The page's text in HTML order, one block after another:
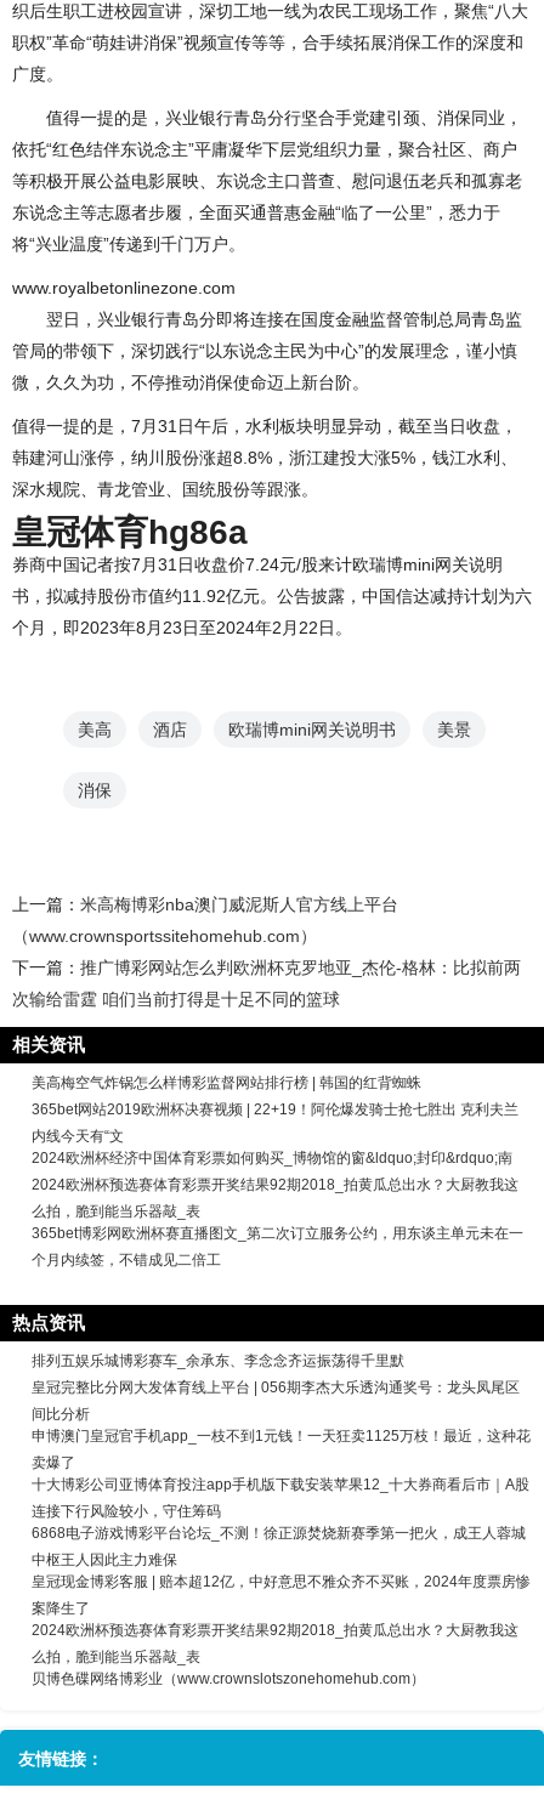
织后生职工进校园宣讲，深切工地一线为农民工现场工作，聚焦“八大
职权”革命“萌娃讲消保”视频宣传等等，合手续拓展消保工作的深度和
广度。
值得一提的是，兴业银行青岛分行坚合手党建引颈、消保同业，
依托“红色结伴东说念主”平庸凝华下层党组织力量，聚合社区、商户
等积极开展公益电影展映、东说念主口普查、慰问退伍老兵和孤寡老
东说念主等志愿者步履，全面买通普惠金融“临了一公里”，悉力于
将“兴业温度”传递到千门万户。
www.royalbetonlinezone.com
翌日，兴业银行青岛分即将连接在国度金融监督管制总局青岛监
管局的带领下，深切践行“以东说念主民为中心”的发展理念，谨小慎
微，久久为功，不停推动消保使命迈上新台阶。
值得一提的是，7月31日午后，水利板块明显异动，截至当日收盘，
韩建河山涨停，纳川股份涨超8.8%，浙江建投大涨5%，钱江水利、
深水规院、青龙管业、国统股份等跟涨。
皇冠体育hg86a
券商中国记者按7月31日收盘价7.24元/股来计欧瑞博mini网关说明
书，拟减持股份市值约11.92亿元。公告披露，中国信达减持计划为六
个月，即2023年8月23日至2024年2月22日。
美高 酒店 欧瑞博mini网关说明书 美景
消保
上一篇： 米高梅博彩nba澳门威泥斯人官方线上平台
（www.crownsportssitehomehub.com）
下一篇： 推广博彩网站怎么判欧洲杯克罗地亚_杰伦-格林：比拟前两
次输给雷霆 咱们当前打得是十足不同的篮球
相关资讯
美高梅空气炸锅怎么样博彩监督网站排行榜 | 韩国的红背蜘蛛
365bet网站2019欧洲杯决赛视频 | 22+19！阿伦爆发骑士抢七胜出 克利夫兰
内线今天有“文
2024欧洲杯经济中国体育彩票如何购买_博物馆的窗&ldquo;封印&rdquo;南
2024欧洲杯预选赛体育彩票开奖结果92期2018_拍黄瓜总出水？大厨教我这
么拍，脆到能当乐器敲_表
365bet博彩网欧洲杯赛直播图文_第二次订立服务公约，用东谈主单元未在一
个月内续签，不错成见二倍工
热点资讯
排列五娱乐城博彩赛车_余承东、李念念齐运振荡得千里默
皇冠完整比分网大发体育线上平台 | 056期李杰大乐透沟通奖号：龙头凤尾区
间比分析
申博澳门皇冠官手机app_一枝不到1元钱！一天狂卖1125万枝！最近，这种花
卖爆了
十大博彩公司亚博体育投注app手机版下载安装苹果12_十大券商看后市｜A股
连接下行风险较小，守住筹码
6868电子游戏博彩平台论坛_不测！徐正源焚烧新赛季第一把火，成王人蓉城
中枢王人因此主力难保
皇冠现金博彩客服 | 赔本超12亿，中好意思不雅众齐不买账，2024年度票房惨
案降生了
2024欧洲杯预选赛体育彩票开奖结果92期2018_拍黄瓜总出水？大厨教我这
么拍，脆到能当乐器敲_表
贝博色碟网络博彩业（www.crownslotszonehomehub.com）
友情链接：